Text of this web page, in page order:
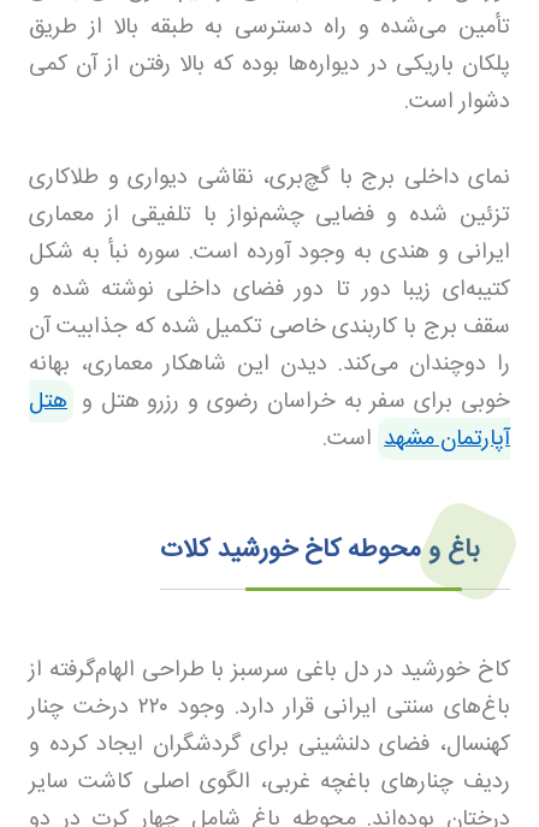
تأمین می‌شده و راه دسترسی به طبقه بالا از طریق
پلکان باریکی در دیواره‌ها بوده که بالا رفتن از آن کمی
دشوار است.
نمای داخلی برج با گچ‌بری‌، نقاشی‌ دیواری و طلاکاری‌
تزئین شده و فضایی چشم‌نواز با تلفیقی از معماری
ایرانی و هندی به وجود آورده است. سوره نبأ به شکل
کتیبه‌ای زیبا دور تا دور فضای داخلی نوشته شده و
سقف برج با کاربندی خاصی تکمیل شده که جذابیت آن
را دوچندان می‌کند. دیدن این شاهکار معماری، بهانه
خوبی برای سفر به خراسان رضوی و رزرو هتل و هتل
آپارتمان مشهد است.
باغ و محوطه کاخ خورشید کلات
کاخ خورشید در دل باغی سرسبز با طراحی الهام‌گرفته از
باغ‌های سنتی ایرانی قرار دارد. وجود ۲۲۰ درخت چنار
کهنسال، فضای دلنشینی برای گردشگران ایجاد کرده و
ردیف چنارهای باغچه غربی، الگوی اصلی کاشت سایر
درختان بوده‌اند. محوطه باغ شامل چهار کرت در دو